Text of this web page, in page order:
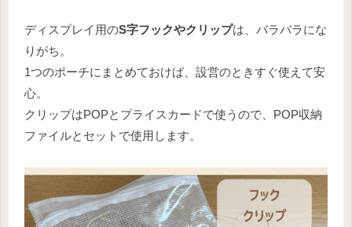
ディスプレイ用のS字フックやクリップは、バラバラにな
りがち。
1つのポーチにまとめておけば、設営のときすぐ使えて安
心。
クリップはPOPとプライスカードで使うので、POP収納
ファイルとセットで使用します。